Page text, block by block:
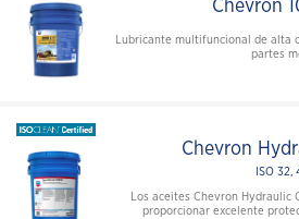
Chevron
Lubricante multifuncional de alta
partes
Chevron
ISO 32,
Los aceites Chevron Hydraulic
proporcionar excelente